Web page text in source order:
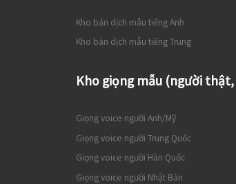
Kho bản dịch mẫu tiếng Anh
Kho bản dịch mẫu tiếng Trung
Kho giọng mẫu (người
Giọng voice người Anh/Mỹ
Giọng voice người Trung Quốc
Giọng voice người Hàn Quốc
Giọng voice người Nhật Bản